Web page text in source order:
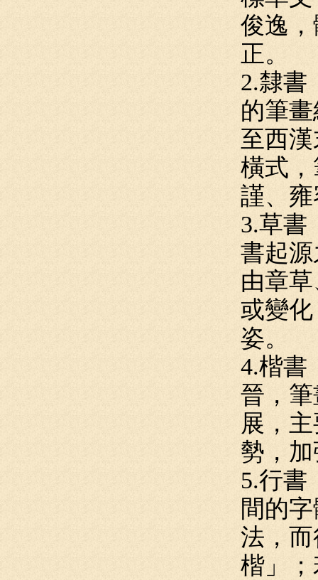
俊逸
正。
2.隸書
的筆
至西
橫式
謹、
3.草書
書起
由章
或變
姿。
4.楷書
晉，
展，
勢，
5.行書
間的
法，
楷」